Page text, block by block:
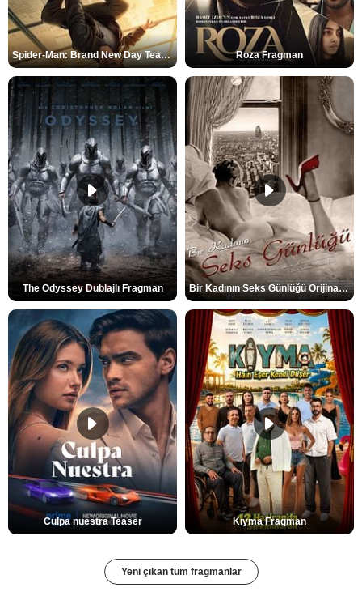
Spider-Man: Brand New Day Teaser Roza Fragman
The Odyssey Dublajlı Fragman Bir Kadının Seks Günlüğü Orijinal Fragman
Culpa nuestra Teaser Kıyma Fragman
Yeni çıkan tüm fragmanlar